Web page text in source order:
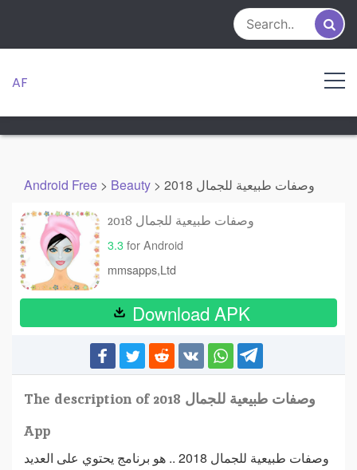
content
AF
Android Free > Beauty > وصفات طبيعية للجمال 2018
وصفات طبيعية للجمال 2018
3.3for Android
mmsapps,Ltd
Download APK
The description of وصفات طبيعية للجمال 2018
App
وصفات طبيعية للجمال 2018 .. هو برنامج يحتوي على العديد